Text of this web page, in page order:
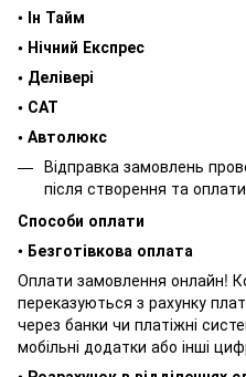
• Ін Тайм
• Нічний Експрес
• Делівері
• САТ
• Автолюкс
Відправка замовлень
після створення та
Способи оплати
• Безготівкова оплата
Оплати замовлення онлайн!
переказуються з рахунку
через банки чи платіжні
мобільні додатки або інші